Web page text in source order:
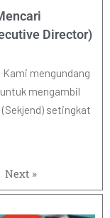
Director)
Kami mengundang
mengambil
setingkat
Next »